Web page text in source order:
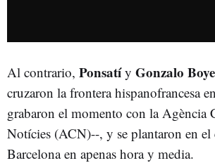
Al contrario, Ponsatíy Gonzalo Boye
cruzaron la frontera hispanofrancesa
grabaron el momento con la Agència
Notícies (ACN)--, y se plantaron en el
Barcelona en apenas hora y media.